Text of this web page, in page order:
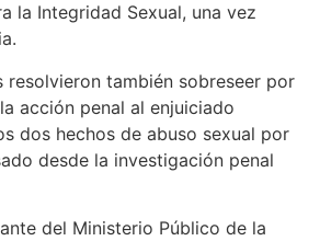
la Integridad Sexual, una vez
resolvieron también sobreseer por
acción penal al enjuiciado
dos hechos de abuso sexual por
desde la investigación penal
del Ministerio Público de la